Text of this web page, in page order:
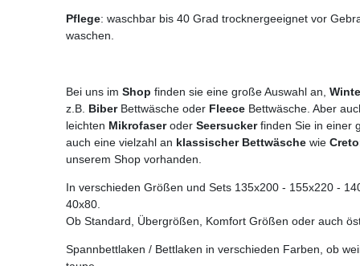
Pflege: waschbar bis 40 Grad trocknergeeignet vor
waschen.
Bei uns imShop finden sie eine große Auswahl an,
z.B. Biber Bettwäsche oder Fleece Bettwäsche. Aber
leichten MikrofaseroderSeersuckerfinden Sie in einer
auch eine vielzahl an klassischer Bettwäsche wie
unserem Shop vorhanden.
In verschieden Größen und Sets 135x200 - 155x220 -
40x80.
Ob Standard, Übergrößen, Komfort Größen oder auch
Spannbettlaken / Bettlaken in verschieden Farben, ob